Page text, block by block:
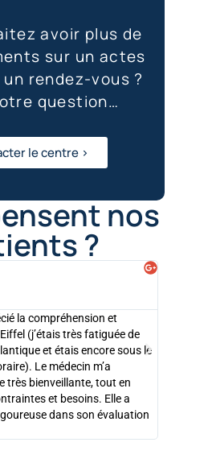
avoir plus de
sur un actes
rendez-vous ?
question…
le centre >
nos
?
la compréhension et
(j’étais très fatiguée de
et étais encore sous le
Le médecin m’a
très bienveillante, tout en
et besoins. Elle a
dans son évaluation